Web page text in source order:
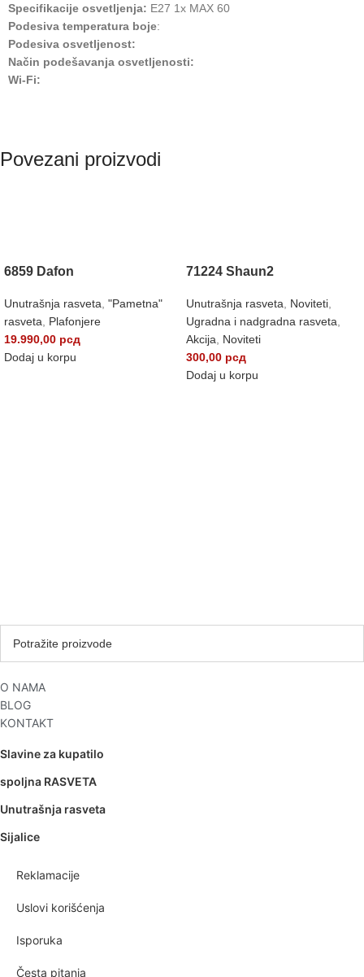
Specifikacije osvetljenja: E27 1x MAX 60
Podesiva temperatura boje:
Podesiva osvetljenost:
Način podešavanja osvetljenosti:
Wi-Fi:
Povezani proizvodi
6859 Dafon
Unutrašnja rasveta, "Pametna"
rasveta, Plafonjere
19.990,00 рсд
Dodaj u korpu
71224 Shaun2
Unutrašnja rasveta, Noviteti,
Ugradna i nadgradna rasveta,
Akcija, Noviteti
300,00 рсд
Dodaj u korpu
O NAMA
BLOG
KONTAKT
Slavine za kupatilo
spoljna RASVETA
Unutrašnja rasveta
Sijalice
Reklamacije
Uslovi korišćenja
Isporuka
Česta pitanja